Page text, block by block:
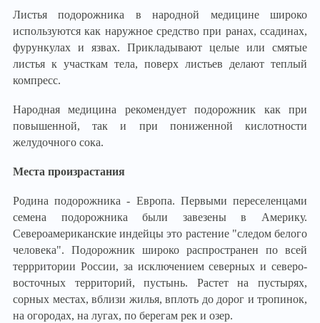
Листья подорожника в народной медицине широко
используются как наружное средство при ранах, ссадинах,
фурункулах и язвах. Прикладывают целые или смятые
листья к участкам тела, поверх листьев делают теплый
компресс.
Народная медицина рекомендует подорожник как при
повышенной, так и при пониженной кислотности
желудочного сока.
Места произрастания
Родина подорожника - Европа. Первыми переселенцами
семена подорожника были завезены в Америку.
Североамериканские индейцы это растение "следом белого
человека". Подорожник широко распространен по всей
террритории России, за исключением северных и северо-
восточных территорий, пустынь. Растет на пустырях,
сорных местах, вблизи жилья, вплоть до дорог и тропинок,
на огородах, на лугах, по берегам рек и озер.